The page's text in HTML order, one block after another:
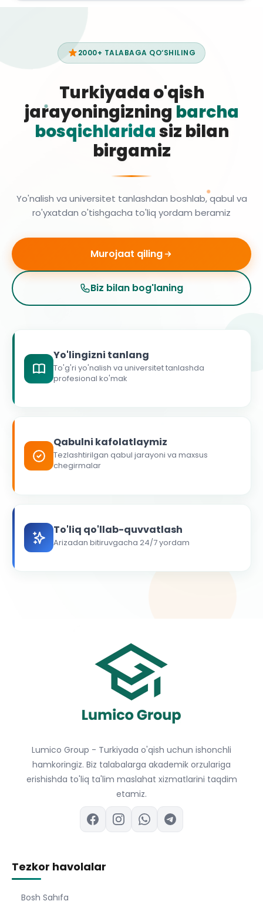
2000+ TALABAGA QO‘SHILING
Turkiyada o'qish
jarayoningizning barcha
bosqichlaridasiz bilan
birgamiz
Yo'nalish va universitet tanlashdan boshlab, qabul va
ro'yxatdan o'tishgacha to'liq yordam beramiz
Murojaat qiling
Biz bilan bog'laning
Yo'lingizni tanlang
To'g'ri yo'nalish va universitet tanlashda
profesional ko'mak
Qabulni kafolatlaymiz
Tezlashtirilgan qabul jarayoni va maxsus
chegirmalar
To'liq qo'llab-quvvatlash
Arizadan bitiruvgacha 24/7 yordam
Lumico Group - Turkiyada o'qish uchun ishonchli
hamkoringiz. Biz talabalarga akademik orzulariga
erishishda to'liq ta'lim maslahat xizmatlarini taqdim
etamiz.
Tezkor havolalar
Bosh Sahıfa